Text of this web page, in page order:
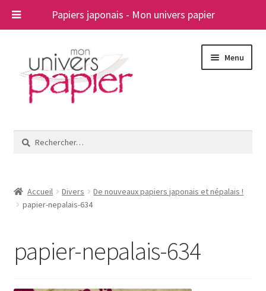
Papiers japonais - Mon univers papier
navigation
contenu
Menu
le
A propos
Rechercher :
Accueil Divers
De nouveaux papiers japonais et népalais !
papier-nepalais-634
papier-nepalais-634